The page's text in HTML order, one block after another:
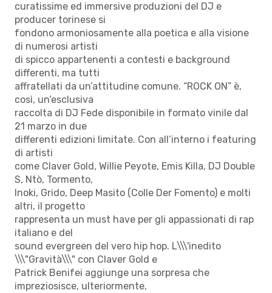
curatissime ed immersive produzioni del DJ e
producer torinese si
fondono armoniosamente alla poetica e alla visione
di numerosi artisti
di spicco appartenenti a contesti e background
differenti, ma tutti
affratellati da un’attitudine comune. “ROCK ON” è,
così, un’esclusiva
raccolta di DJ Fede disponibile in formato vinile dal
21 marzo in due
differenti edizioni limitate. Con all’interno i featuring
di artisti
come Claver Gold, Willie Peyote, Emis Killa, DJ Double
S, Ntò, Tormento,
Inoki, Grido, Deep Masito (Colle Der Fomento) e molti
altri, il progetto
rappresenta un must have per gli appassionati di rap
italiano e del
sound evergreen del vero hip hop. L\\\'inedito
\\\"Gravità\\\" con Claver Gold e
Patrick Benifei aggiunge una sorpresa che
impreziosisce, ulteriormente,